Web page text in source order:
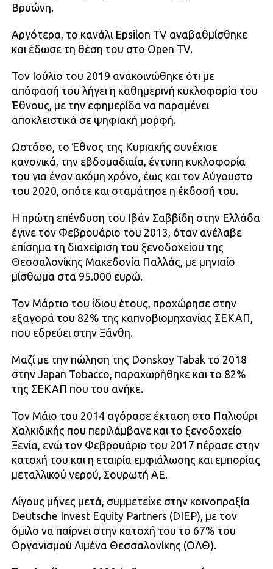
Βρυώνη.
Αργότερα, το κανάλι Epsilon TV αναβαθμίσθηκε
και έδωσε τη θέση του στο Open TV.
Τον Ιούλιο του 2019 ανακοινώθηκε ότι με
απόφασή του λήγει η καθημερινή κυκλοφορία του
Έθνους, με την εφημερίδα να παραμένει
αποκλειστικά σε ψηφιακή μορφή.
Ωστόσο, το Έθνος της Κυριακής συνέχισε
κανονικά, την εβδομαδιαία, έντυπη κυκλοφορία
του για έναν ακόμη χρόνο, έως και τον Αύγουστο
του 2020, οπότε και σταμάτησε η έκδοσή του.
Η πρώτη επένδυση του Ιβάν Σαββίδη στην Ελλάδα
έγινε τον Φεβρουάριο του 2013, όταν ανέλαβε
επίσημα τη διαχείριση του ξενοδοχείου της
Θεσσαλονίκης Μακεδονία Παλλάς, με μηνιαίο
μίσθωμα στα 95.000 ευρώ.
Τον Μάρτιο του ίδιου έτους, προχώρησε στην
εξαγορά του 82% της καπνοβιομηχανίας ΣΕΚΑΠ,
που εδρεύει στην Ξάνθη.
Μαζί με την πώληση της Donskoy Tabak το 2018
στην Japan Tobacco, παραχωρήθηκε και το 82%
της ΣΕΚΑΠ που του ανήκε.
Τον Μάιο του 2014 αγόρασε έκταση στο Παλιούρι
Χαλκιδικής που περιλάμβανε και το ξενοδοχείο
Ξενία, ενώ τον Φεβρουάριο του 2017 πέρασε στην
κατοχή του και η εταιρία εμφιάλωσης και εμπορίας
μεταλλικού νερού, Σουρωτή ΑΕ.
Λίγους μήνες μετά, συμμετείχε στην κοινοπραξία
Deutsche Invest Equity Partners (DIEP), με τον
όμιλο να παίρνει στην κατοχή του το 67% του
Οργανισμού Λιμένα Θεσσαλονίκης (ΟΛΘ).